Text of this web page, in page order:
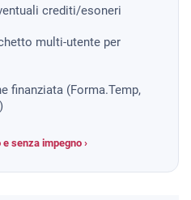
crediti/esoneri
multi-utente per
finanziata (Forma.Temp,
senza impegno ›